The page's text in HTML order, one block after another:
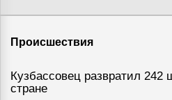
Происшествия
Кузбассовец развратил 242
стране